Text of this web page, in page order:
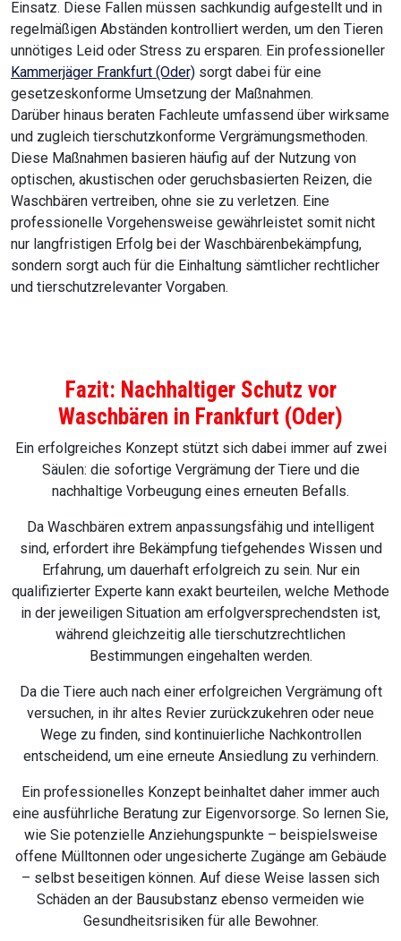
Einsatz. Diese Fallen müssen sachkundig aufgestellt und in
regelmäßigen Abständen kontrolliert werden, um den Tieren
unnötiges Leid oder Stress zu ersparen. Ein professioneller
Kammerjäger Frankfurt (Oder) sorgt dabei für eine
gesetzeskonforme Umsetzung der Maßnahmen.
Darüber hinaus beraten Fachleute umfassend über wirksame
und zugleich tierschutzkonforme Vergrämungsmethoden.
Diese Maßnahmen basieren häufig auf der Nutzung von
optischen, akustischen oder geruchsbasierten Reizen, die
Waschbären vertreiben, ohne sie zu verletzen. Eine
professionelle Vorgehensweise gewährleistet somit nicht
nur langfristigen Erfolg bei der Waschbärenbekämpfung,
sondern sorgt auch für die Einhaltung sämtlicher rechtlicher
und tierschutzrelevanter Vorgaben.
Fazit: Nachhaltiger Schutz vor
Waschbären in Frankfurt (Oder)
Ein erfolgreiches Konzept stützt sich dabei immer auf zwei
Säulen: die sofortige Vergrämung der Tiere und die
nachhaltige Vorbeugung eines erneuten Befalls.
Da Waschbären extrem anpassungsfähig und intelligent
sind, erfordert ihre Bekämpfung tiefgehendes Wissen und
Erfahrung, um dauerhaft erfolgreich zu sein. Nur ein
qualifizierter Experte kann exakt beurteilen, welche Methode
in der jeweiligen Situation am erfolgversprechendsten ist,
während gleichzeitig alle tierschutzrechtlichen
Bestimmungen eingehalten werden.
Da die Tiere auch nach einer erfolgreichen Vergrämung oft
versuchen, in ihr altes Revier zurückzukehren oder neue
Wege zu finden, sind kontinuierliche Nachkontrollen
entscheidend, um eine erneute Ansiedlung zu verhindern.
Ein professionelles Konzept beinhaltet daher immer auch
eine ausführliche Beratung zur Eigenvorsorge. So lernen Sie,
wie Sie potenzielle Anziehungspunkte – beispielsweise
offene Mülltonnen oder ungesicherte Zugänge am Gebäude
– selbst beseitigen können. Auf diese Weise lassen sich
Schäden an der Bausubstanz ebenso vermeiden wie
Gesundheitsrisiken für alle Bewohner.